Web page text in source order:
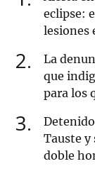
eclipse:
lesiones
2
La
que
para los
3
Tauste y
doble